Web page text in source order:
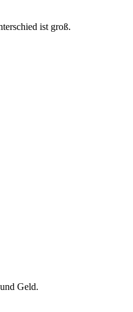
ist groß.
Geld.